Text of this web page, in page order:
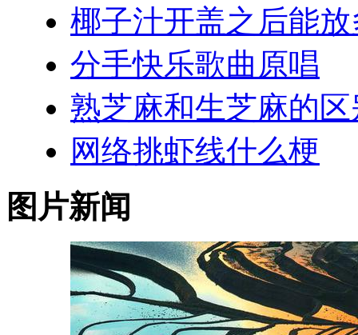
椰子汁开盖之后能
分手快乐歌曲原唱
熟芝麻和生芝麻的区
网络挑虾线什么梗
图片新闻